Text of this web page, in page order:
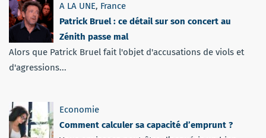
A LA UNE, France
Patrick Bruel : ce détail sur son concert au
Zénith passe mal
Alors que Patrick Bruel fait l'objet d'accusations de viols et
d'agressions...
Economie
Comment calculer sa capacité d’emprunt ?